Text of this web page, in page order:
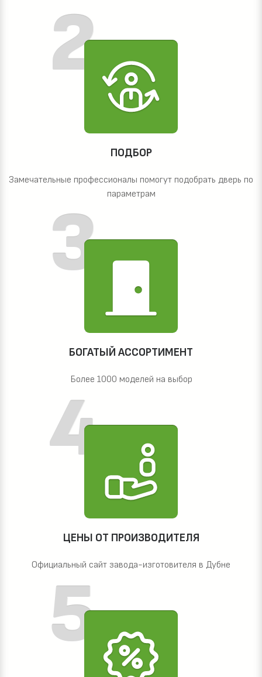
ПОДБОР
Замечательные профессионалы помогут подобрать дверь по
параметрам
БОГАТЫЙ АССОРТИМЕНТ
Более 1000 моделей на выбор
ЦЕНЫ ОТ ПРОИЗВОДИТЕЛЯ
Официальный сайт завода-изготовителя в Дубне